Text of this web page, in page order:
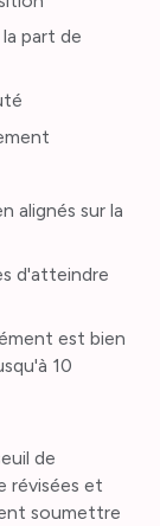
part de
alignés sur la
d'atteindre
est bien
10
de
révisées et
soumettre